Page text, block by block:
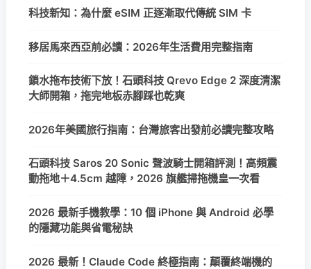
科技新知：為什麼 eSIM 正逐漸取代傳統 SIM 卡
移居馬來西亞前必讀：2026年生活費用完整指南
鎖水拖布技術下放！石頭科技 Qrevo Edge 2 深度清潔
大師開箱，拖完地板赤腳踩也乾爽
2026年美國旅行指南：台灣旅客出發前必讀完整攻略
石頭科技 Saros 20 Sonic 聲波騎士開箱評測！高頻震
動拖地＋4.5cm 越障，2026 旗艦掃拖機皇一次看
2026 最新手機教學：10 個 iPhone 與 Android 必學
的隱藏功能與省電秘訣
2026 最新！Claude Code 終極指南：顛覆終端機的